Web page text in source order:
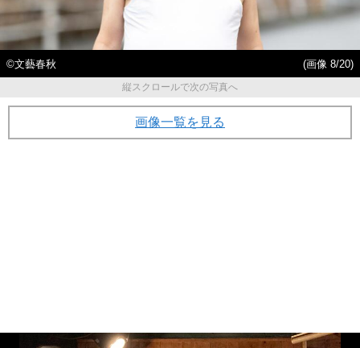
©︎文藝春秋
(画像 8/20)
縦スクロールで次の写真へ
画像一覧を見る